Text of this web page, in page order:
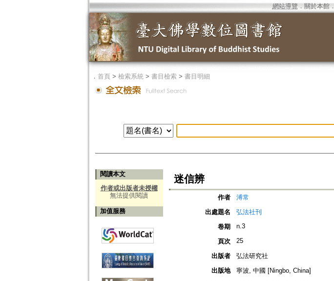
網站導覽 ． 關於本館．
． 首頁> 檢索系統> 書目檢索> 書目明細
閱讀本文
作者或出版者未授權
無法提供閱讀
加值服務
迷信辨
作者
溥常
出處題名
弘法社刊
卷期
n.3
頁次 25
出版者
弘法研究社
出版地
寧波, 中國 [Ningbo, China]